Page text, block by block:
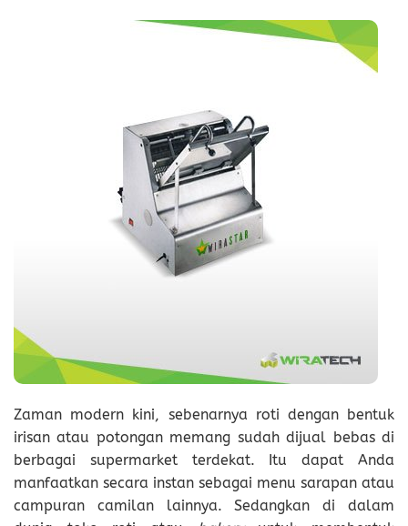
Zaman modern kini, sebenarnya roti dengan bentuk
irisan atau potongan memang sudah dijual bebas di
berbagai supermarket terdekat. Itu dapat Anda
manfaatkan secara instan sebagai menu sarapan atau
campuran camilan lainnya. Sedangkan di dalam